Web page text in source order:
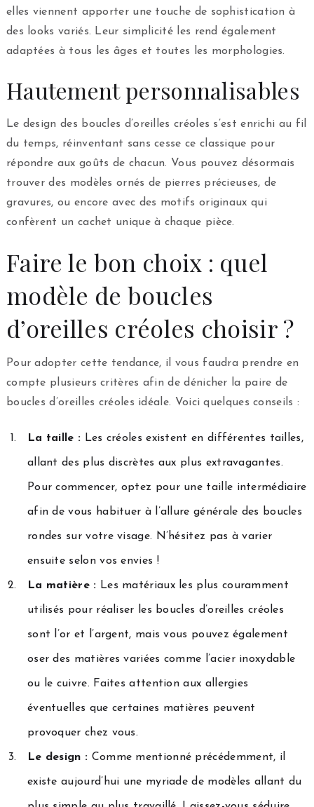
elles viennent apporter une touche de sophistication à
des looks variés. Leur simplicité les rend également
adaptées à tous les âges et toutes les morphologies.
Hautement personnalisables
Le design des boucles d’oreilles créoles s’est enrichi au fil
du temps, réinventant sans cesse ce classique pour
répondre aux goûts de chacun. Vous pouvez désormais
trouver des modèles ornés de pierres précieuses, de
gravures, ou encore avec des motifs originaux qui
confèrent un cachet unique à chaque pièce.
Faire le bon choix : quel
modèle de boucles
d’oreilles créoles choisir ?
Pour adopter cette tendance, il vous faudra prendre en
compte plusieurs critères afin de dénicher la paire de
boucles d’oreilles créoles idéale. Voici quelques conseils :
La taille : Les créoles existent en différentes tailles,
allant des plus discrètes aux plus extravagantes.
Pour commencer, optez pour une taille intermédiaire
afin de vous habituer à l’allure générale des boucles
rondes sur votre visage. N’hésitez pas à varier
ensuite selon vos envies !
La matière : Les matériaux les plus couramment
utilisés pour réaliser les boucles d’oreilles créoles
sont l’or et l’argent, mais vous pouvez également
oser des matières variées comme l’acier inoxydable
ou le cuivre. Faites attention aux allergies
éventuelles que certaines matières peuvent
provoquer chez vous.
Le design : Comme mentionné précédemment, il
existe aujourd’hui une myriade de modèles allant du